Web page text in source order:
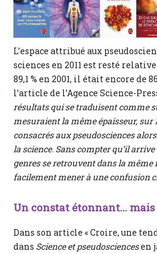
L’espace attribué aux
sciences en 2011 est resté
89,1 % en 2001, il était encore de
l’article de l’Agence Science-
résultats qui se traduisent comme
mesuraient la même épaisseur, sur
consacrés aux pseudosciences
la science. Sans compter qu’il
genres se retrouvent dans la même
facilement mener à une confusion
Un constat étonnant...
Dans son article « Croire, une
dans Science et pseudosciencesen